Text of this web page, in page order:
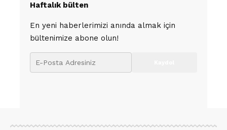
Haftalık bülten
En yeni haberlerimizi anında almak için
bültenimize abone olun!